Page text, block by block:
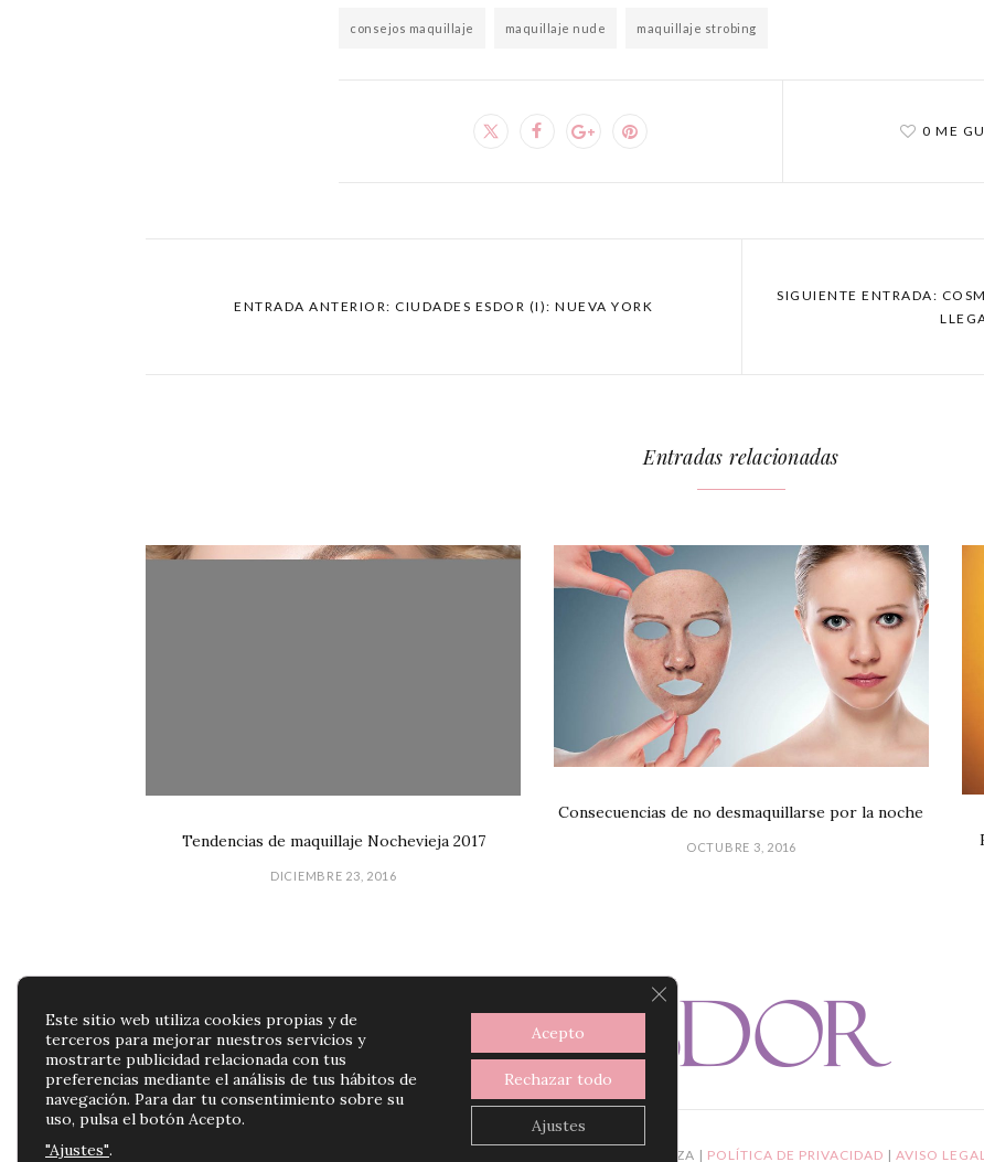
consejos maquillaje maquillaje nude maquillaje strobing
0 ME
ENTRADA ANTERIOR: CIUDADES ESDOR (I): NUEVA YORK
SIGUIENTE ENTRADA:
Entradas relacionadas
Tendencias de maquillaje Nochevieja 2017
DICIEMBRE 23, 2016
Consecuencias de no desmaquillarse por la noche
OCTUBRE 3, 2016
BLOG ESDOR | TU BLOG DE PRODUCTOS DE BELLEZA | POLÍTICA DE PRIVACIDAD | AVISO
Este sitio web utiliza cookies propias y de
terceros para mejorar nuestros servicios y
mostrarte publicidad relacionada con tus
preferencias mediante el análisis de tus hábitos de
navegación. Para dar tu consentimiento sobre su
uso, pulsa el botón Acepto.
"Ajustes".
Acepto
Rechazar todo
Ajustes
CERRAR EL BANNER DE COOKIES